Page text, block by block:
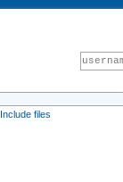
Include files